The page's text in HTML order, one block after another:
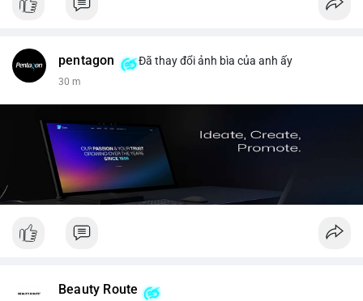
pentagon Đã thay đổi ảnh bìa của anh ấy
30 m
Beauty Route